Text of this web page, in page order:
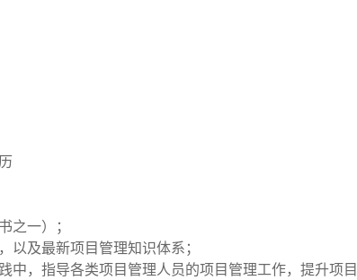
之一）；
及最新项目管理知识体系；
中，指导各类项目管理人员的项目管理工作，提升项